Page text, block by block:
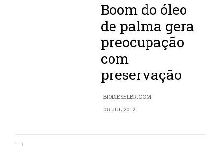
Boom do óleo
de palma gera
preocupação
com
preservação
BIODIESELBR.COM
05 JUL 2012